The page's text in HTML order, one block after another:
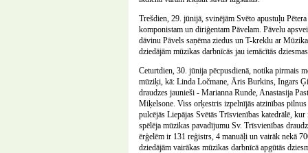
Trešdien, 29. jūnijā, svinējām Svēto apustuļu
komponistam un diriģentam Pāvelam. Pāvelu
dāvinu Pāvels saņēma ziedus un T-kreklu ar
dziedājām mūzikas darbnīcās jau iemācītās
Ceturtdien, 30. jūnija pēcpusdienā, notika pirmais
mūziķi, kā: Linda Ločmane, Āris Burkins, Ingars
draudzes jaunieši - Marianna Runde, Anastasija
Miķelsone. Viss orķestris izpelnījās atzinības
pulcējās Liepājas Svētās Trīsvienības katedrālē,
spēlēja mūzikas pavadījumu Sv. Trīsvienības
ērģelēm ir 131 reģistrs, 4 manuāļi un vairāk nekā
dziedājām vairākas mūzikas darbnīcā apgūtās